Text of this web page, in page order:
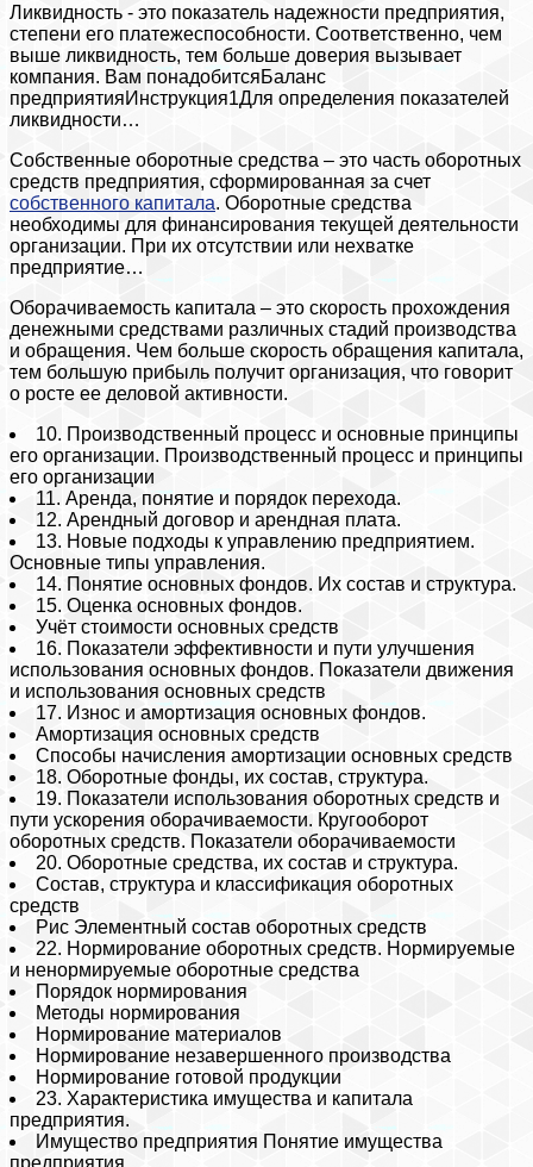
Ликвидность - это показатель надежности предприятия,
степени его платежеспособности. Соответственно, чем
выше ликвидность, тем больше доверия вызывает
компания. Вам понадобитсяБаланс
предприятияИнструкция1Для определения показателей
ликвидности…
Собственные оборотные средства – это часть оборотных
средств предприятия, сформированная за счет
собственного капитала. Оборотные средства
необходимы для финансирования текущей деятельности
организации. При их отсутствии или нехватке
предприятие…
Оборачиваемость капитала – это скорость прохождения
денежными средствами различных стадий производства
и обращения. Чем больше скорость обращения капитала,
тем большую прибыль получит организация, что говорит
о росте ее деловой активности.
10. Производственный процесс и основные принципы
его организации. Производственный процесс и принципы
его организации
11. Аренда, понятие и порядок перехода.
12. Арендный договор и арендная плата.
13. Новые подходы к управлению предприятием.
Основные типы управления.
14. Понятие основных фондов. Их состав и структура.
15. Оценка основных фондов.
Учёт стоимости основных средств
16. Показатели эффективности и пути улучшения
использования основных фондов. Показатели движения
и использования основных средств
17. Износ и амортизация основных фондов.
Амортизация основных средств
Способы начисления амортизации основных средств
18. Оборотные фонды, их состав, структура.
19. Показатели использования оборотных средств и
пути ускорения оборачиваемости. Кругооборот
оборотных средств. Показатели оборачиваемости
20. Оборотные средства, их состав и структура.
Cостав, структура и классификация оборотных
средств
Рис Элементный состав оборотных средств
22. Нормирование оборотных средств. Нормируемые
и ненормируемые оборотные средства
Порядок нормирования
Методы нормирования
Нормирование материалов
Нормирование незавершенного производства
Нормирование готовой продукции
23. Характеристика имущества и капитала
предприятия.
Имущество предприятия Понятие имущества
предприятия